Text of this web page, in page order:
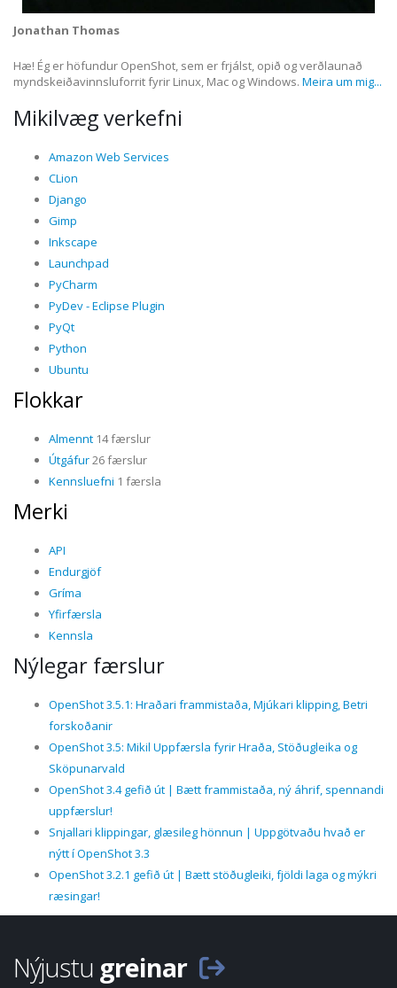
Jonathan Thomas
Hæ! Ég er höfundur OpenShot, sem er frjálst, opið og verðlaunað
myndskeiðavinnsluforrit fyrir Linux, Mac og Windows. Meira um mig...
Mikilvæg verkefni
Amazon Web Services
CLion
Django
Gimp
Inkscape
Launchpad
PyCharm
PyDev - Eclipse Plugin
PyQt
Python
Ubuntu
Flokkar
Almennt 14 færslur
Útgáfur26 færslur
Kennsluefni 1 færsla
Merki
API
Endurgjöf
Gríma
Yfirfærsla
Kennsla
Nýlegar færslur
OpenShot 3.5.1: Hraðari frammistaða, Mjúkari klipping, Betri
forskoðanir
OpenShot 3.5: Mikil Uppfærsla fyrir Hraða, Stöðugleika og
Sköpunarvald
OpenShot 3.4 gefið út | Bætt frammistaða, ný áhrif, spennandi
uppfærslur!
Snjallari klippingar, glæsileg hönnun | Uppgötvaðu hvað er
nýtt í OpenShot 3.3
OpenShot 3.2.1 gefið út | Bætt stöðugleiki, fjöldi laga og mýkri
ræsingar!
Nýjustu greinar